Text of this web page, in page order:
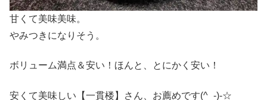
甘くて美味美味。
やみつきになりそう。
ボリューム満点＆安い！ほんと、とにかく安い！
安くて美味しい【一貫楼】さん、お薦めです(^_-)-☆